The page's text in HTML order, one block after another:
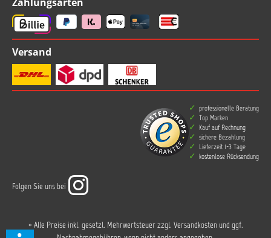
Versand
professionelle Beratung
Top Marken
Kauf auf Rechnung
sichere Bezahlung
Lieferzeit 1-3 Tage
kostenlose Rücksendung
Folgen Sie uns bei
* Alle Preise inkl. gesetzl. Mehrwertsteuer zzgl. Versandkostenund ggf.